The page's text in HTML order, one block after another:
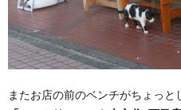
またお店の前のベンチがちょっ